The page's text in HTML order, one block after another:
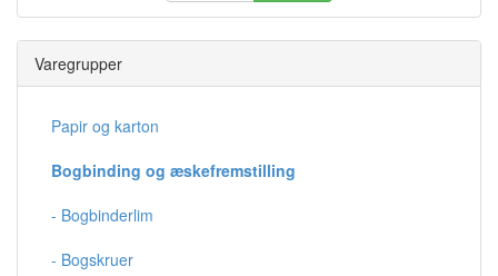
Varegrupper
Papir og karton
Bogbinding og æskefremstilling
- Bogbinderlim
- Bogskruer